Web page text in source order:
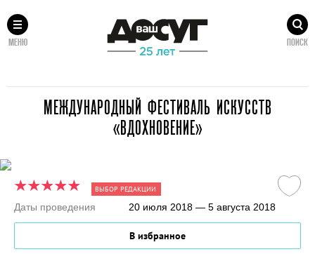
МЕНЮ ПОИСК
МЕЖДУНАРОДНЫЙ ФЕСТИВАЛЬ ИСКУССТВ
«ВДОХНОВЕНИЕ»
ВЫБОР РЕДАКЦИИ
Даты проведения 20 июля 2018 — 5 августа 2018
В избранное